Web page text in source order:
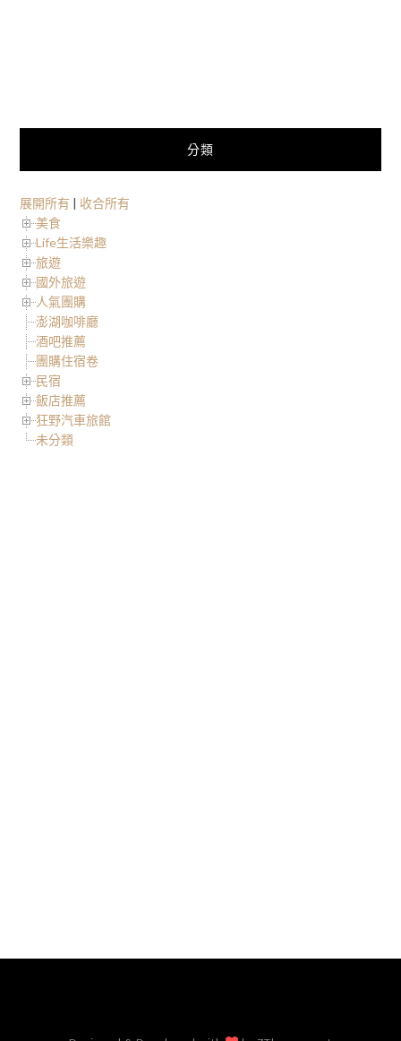
分類
展開所有 | 收合所有
美食
Life生活樂趣
旅遊
國外旅遊
人氣團購
澎湖咖啡廳
酒吧推薦
團購住宿卷
民宿
飯店推薦
狂野汽車旅館
未分類